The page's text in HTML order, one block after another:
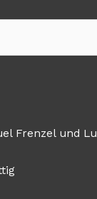
Frenzel und